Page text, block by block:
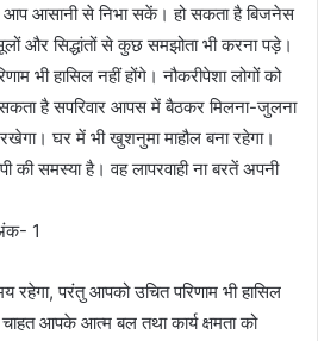
आप आसानी से निभा सकें। हो सकता है बिजनेस
और सिद्धांतों से कुछ समझोता भी करना पड़े।
भी हासिल नहीं होंगे। नौकरीपेशा लोगों को
है सपरिवार आपस में बैठकर मिलना-जुलना
घर में भी खुशनुमा माहौल बना रहेगा।
की समस्या है। वह लापरवाही ना बरतें अपनी
1
रहेगा, परंतु आपको उचित परिणाम भी हासिल
आपके आत्म बल तथा कार्य क्षमता को